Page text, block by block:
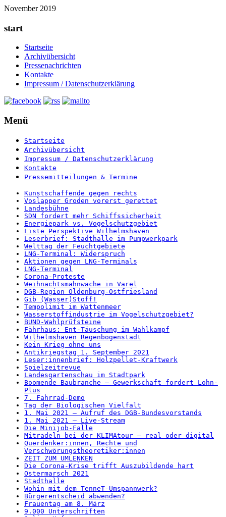
November 2019
start
Startseite
Archivübersicht
Pressenachrichten
Kontakte
Impressum / Datenschutzerklärung
Menü
Startseite
Archivübersicht
Impressum / Datenschutzerklärung
Kontakte
Pressemitteilungen & Termine
Kunstschaffende gegen rechts
Voslapper Groden vorerst gerettet
Landesbühne
SDN fordert mehr Schiffssicherheit
Energiepark vs. Vogelschutzgebiet
Liste Perspektive Wilhelmshaven
Leserbrief: Stadthalle im Pumpwerkpark
Welttag der Feuchtgebiete
LNG-Terminal: Widerspruch
Aktionen gegen LNG-Terminals
LNG-Terminal
Corona-Proteste
Weihnachtsmahnwache in Varel
DGB-Region Oldenburg-Ostfriesland
Gib (Wasser)Stoff!
Tempolimit im Wattenmeer
Wasserstoffindustrie im Vogelschutzgebiet?
BUND-Wahlprüfsteine
Fährhaus: Ent-Täuschung im Wahlkampf
Wilhelmshaven Regenbogenstadt
Kein Krieg ohne uns
Antikriegstag 1. September 2021
Leser:innenbrief: Holzpellet-Kraftwerk
Spielzeitrevue
Landesgartenschau im Stadtpark
Boomende Baubranche – Gewerkschaft fordert Lohn-
Plus
7. Fahrrad-Demo
Tag der Biologischen Vielfalt
1. Mai 2021 – Aufruf des DGB-Bundesvorstands
1. Mai 2021 – Live-Stream
Die Minijob-Falle
Mitradeln bei der KLIMAtour – real oder digital
Querdenker:innen, Rechte und
Verschwörungstheoretiker:innen
ZEIT ZUM UMLENKEN
Die Corona-Krise trifft Auszubildende hart
Ostermarsch 2021
Stadthalle
Wohin mit dem TenneT-Umspannwerk?
Bürgerentscheid abwenden?
Frauentag am 8. März
9.000 Unterschriften